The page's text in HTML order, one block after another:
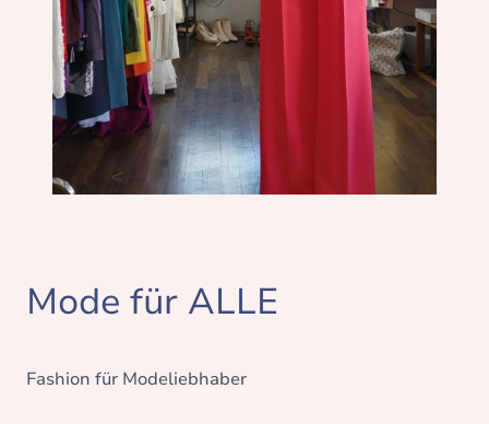
Mode für ALLE
Fashion für Modeliebhaber